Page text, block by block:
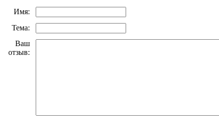
Имя:
Тема:
Ваш
отзыв: